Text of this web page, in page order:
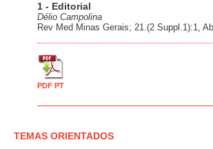
1 - Editorial
Délio Campolina
Rev Med Minas Gerais; 21.(2 Suppl.1):1,
PDF PT
TEMAS ORIENTADOS